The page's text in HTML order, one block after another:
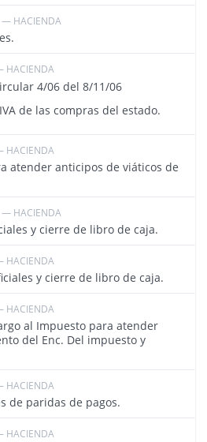
HACIENDA
HACIENDA
4/06 del 8/11/06
de las compras del estado.
HACIENDA
atender anticipos de viáticos de
HACIENDA
y cierre de libro de caja.
HACIENDA
y cierre de libro de caja.
HACIENDA
al Impuesto para atender
del Enc. Del impuesto y
HACIENDA
de paridas de pagos.
HACIENDA